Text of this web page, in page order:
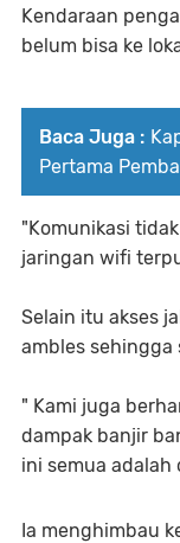
Kendaraan
belum bisa ke
Baca Juga :
Pertama
"Komunikasi
jaringan wifi
Selain itu akses
ambles
" Kami juga
dampak banjir
ini semua adalah
Ia menghimbau